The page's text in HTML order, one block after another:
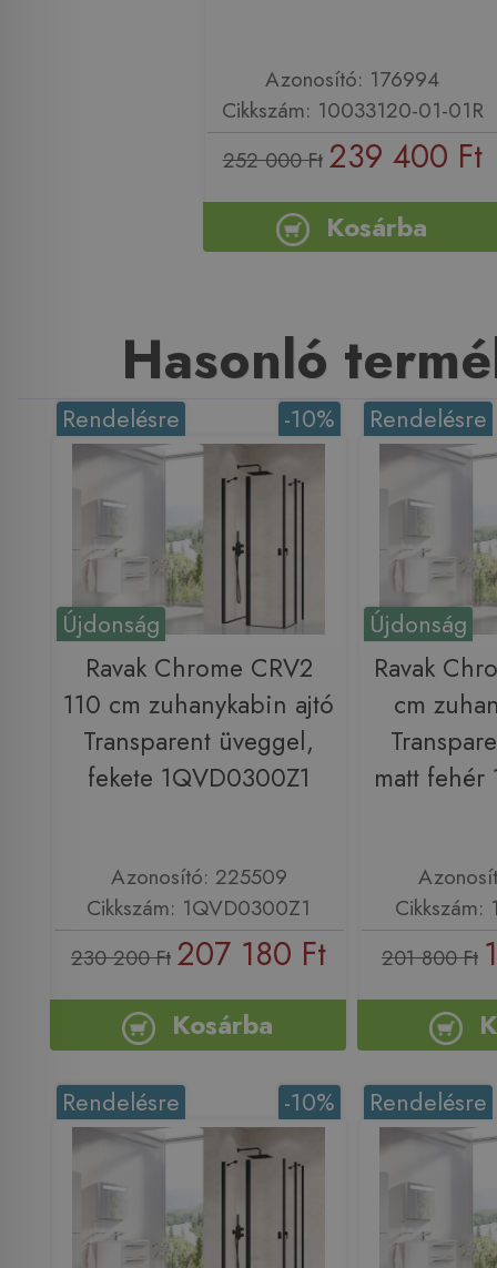
Azonosító: 176994
Cikkszám: 10033120-01-01R
252 000 Ft 239 400 Ft
Kosárba
Hasonló
Újdonság
-10%
Rendelésre
Ravak Chrome CRV2
110 cm zuhanykabin ajtó
Transparent üveggel,
fekete 1QVD0300Z1
Azonosító: 225509
Cikkszám: 1QVD0300Z1
230 200 Ft 207 180 Ft
Kosárba
Újdonság
Rendelésre
Ravak
cm
matt fehér
Cikkszám:
201 800 Ft
-10%
Rendelésre Rendelésre